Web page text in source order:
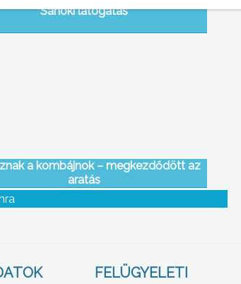
Sanoki látogatás
a kombájnok – megkezdődött az
aratás
FELÜGYELETI